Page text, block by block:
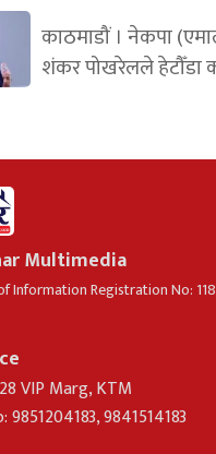
काठमाडौं । नेकपा
शंकर पोखरेलले हेटौँडा
Multimedia
Information Registration No:
VIP Marg, KTM
9841514183